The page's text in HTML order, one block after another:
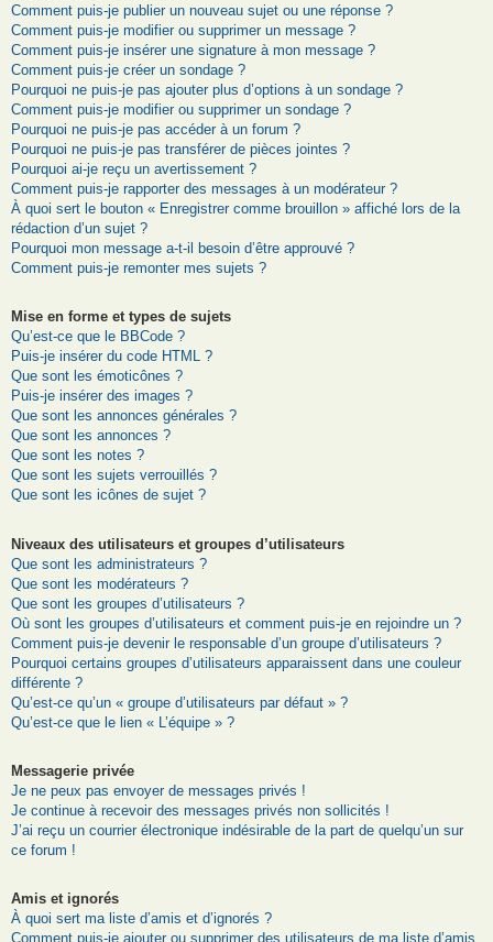
Comment puis-je publier un nouveau sujet ou une réponse ?
Comment puis-je modifier ou supprimer un message ?
Comment puis-je insérer une signature à mon message ?
Comment puis-je créer un sondage ?
Pourquoi ne puis-je pas ajouter plus d’options à un sondage ?
Comment puis-je modifier ou supprimer un sondage ?
Pourquoi ne puis-je pas accéder à un forum ?
Pourquoi ne puis-je pas transférer de pièces jointes ?
Pourquoi ai-je reçu un avertissement ?
Comment puis-je rapporter des messages à un modérateur ?
À quoi sert le bouton « Enregistrer comme brouillon » affiché lors de la
rédaction d’un sujet ?
Pourquoi mon message a-t-il besoin d’être approuvé ?
Comment puis-je remonter mes sujets ?
Mise en forme et types de sujets
Qu’est-ce que le BBCode ?
Puis-je insérer du code HTML ?
Que sont les émoticônes ?
Puis-je insérer des images ?
Que sont les annonces générales ?
Que sont les annonces ?
Que sont les notes ?
Que sont les sujets verrouillés ?
Que sont les icônes de sujet ?
Niveaux des utilisateurs et groupes d’utilisateurs
Que sont les administrateurs ?
Que sont les modérateurs ?
Que sont les groupes d’utilisateurs ?
Où sont les groupes d’utilisateurs et comment puis-je en rejoindre un ?
Comment puis-je devenir le responsable d’un groupe d’utilisateurs ?
Pourquoi certains groupes d’utilisateurs apparaissent dans une couleur
différente ?
Qu’est-ce qu’un « groupe d’utilisateurs par défaut » ?
Qu’est-ce que le lien « L’équipe » ?
Messagerie privée
Je ne peux pas envoyer de messages privés !
Je continue à recevoir des messages privés non sollicités !
J’ai reçu un courrier électronique indésirable de la part de quelqu’un sur
ce forum !
Amis et ignorés
À quoi sert ma liste d’amis et d’ignorés ?
Comment puis-je ajouter ou supprimer des utilisateurs de ma liste d’amis